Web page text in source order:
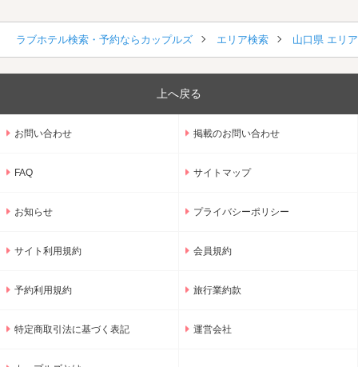
ラブホテル検索・予約ならカップルズ エリア検索 山口県 エリ
上へ戻る
お問い合わせ 掲載のお問い合わせ
FAQ サイトマップ
お知らせ プライバシーポリシー
サイト利用規約 会員規約
予約利用規約 旅行業約款
特定商取引法に基づく表記 運営会社